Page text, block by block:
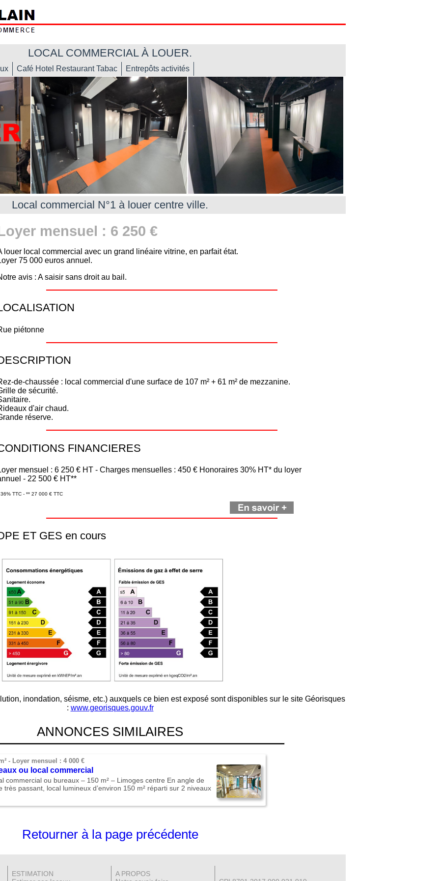
LOCAL COMMERCIAL À LOUER.
Café Hotel Restaurant Tabac Entrepôts activités
Local commercial N°1 à louer centre ville.
mensuel : 6 250 €
louer local commercial avec un grand linéaire vitrine, en parfait état.
75 000 euros annuel.
avis : A saisir sans droit au bail.
piétonne
de-chaussée : local commercial d'une surface de 107 m² + 61 m² de mezzanine.
de sécurité.
d'air chaud.
réserve.
FINANCIERES
mensuel : 6 250 € HT - Charges mensuelles : 450 € Honoraires 30% HT* du loyer
- 22 500 € HT**
TTC - ** 27 000 € TTC
ET GES en cours
inondation, séisme, etc.) auxquels ce bien est exposé sont disponibles sur le site Géorisques
: www.georisques.gouv.fr
ANNONCES SIMILAIRES
- Loyer mensuel : 4 000 €
ou local commercial
commercial ou bureaux – 150 m² – Limoges centre En angle de
très passant, local lumineux d’environ 150 m² réparti sur 2 niveaux
Retourner à la page précédente
ESTIMATION
A PROPOS